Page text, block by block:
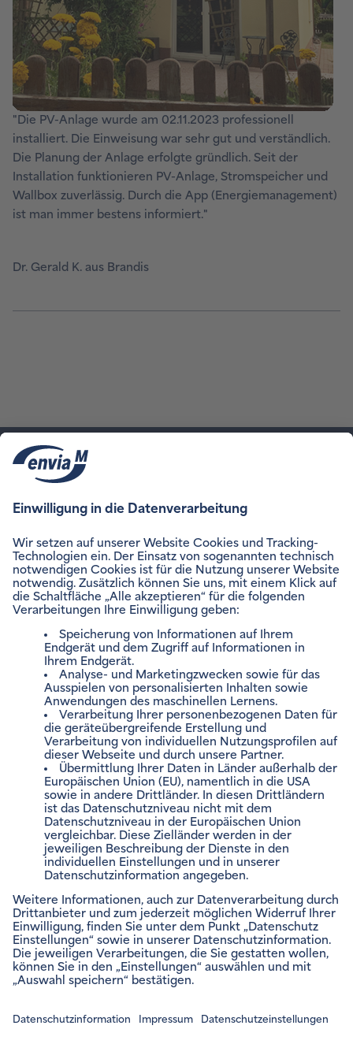
"Die PV-Anlage wurde am 02.11.2023 professionell
installiert. Die Einweisung war sehr gut und verständlich.
Die Planung der Anlage erfolgte gründlich. Seit der
Installation funktionieren PV-Anlage, Stromspeicher und
Wallbox zuverlässig. Durch die App (Energiemanagement)
ist man immer bestens informiert."
Dr. Gerald K. aus Brandis
ENVIAM NEWSLETTER
Zum Newsletter anmelden
VERTRÄGE VERWALTEN
Impressum
Rechtliche Hinweise